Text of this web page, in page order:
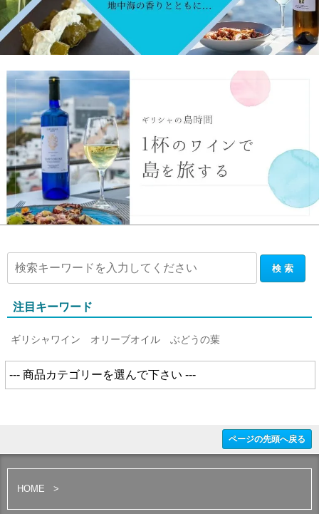
注目キーワード
ギリシャワイン オリーブオイル ぶどうの葉
ページの先頭へ戻る
HOME